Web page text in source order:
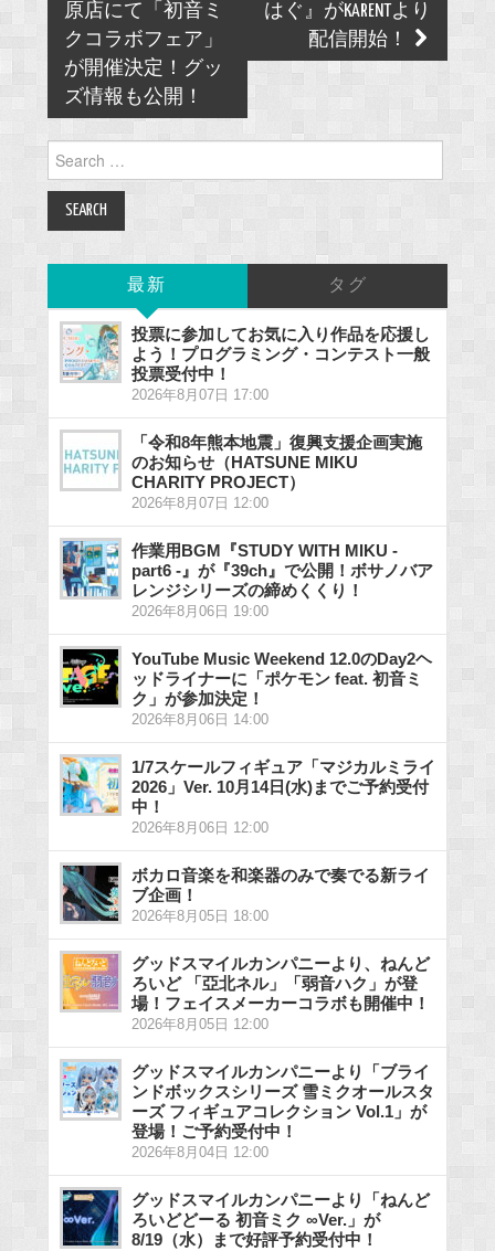
原店にて「初音ミ
クコラボフェア」
が開催決定！グッ
ズ情報も公開！
はぐ』がKARENTより
配信開始！
for:
最新 タグ
投票に参加してお気に入り作品を応援し
よう！プログラミング・コンテスト一般
投票受付中！
2026年8月07日 17:00
「令和8年熊本地震」復興支援企画実施
のお知らせ（HATSUNE MIKU
CHARITY PROJECT）
2026年8月07日 12:00
作業用BGM『STUDY WITH MIKU -
part6 -』が『39ch』で公開！ボサノバア
レンジシリーズの締めくくり！
2026年8月06日 19:00
YouTube Music Weekend 12.0のDay2ヘ
ッドライナーに「ポケモン feat. 初音ミ
ク」が参加決定！
2026年8月06日 14:00
1/7スケールフィギュア「マジカルミライ
2026」Ver. 10月14日(水)までご予約受付
中！
2026年8月06日 12:00
ボカロ音楽を和楽器のみで奏でる新ライ
ブ企画！
2026年8月05日 18:00
グッドスマイルカンパニーより、ねんど
ろいど 「亞北ネル」「弱音ハク」が登
場！フェイスメーカーコラボも開催中！
2026年8月05日 12:00
グッドスマイルカンパニーより「ブライ
ンドボックスシリーズ 雪ミクオールスタ
ーズ フィギュアコレクション Vol.1」が
登場！ご予約受付中！
2026年8月04日 12:00
グッドスマイルカンパニーより「ねんど
ろいどどーる 初音ミク ∞Ver.」が
8/19（水）まで好評予約受付中！